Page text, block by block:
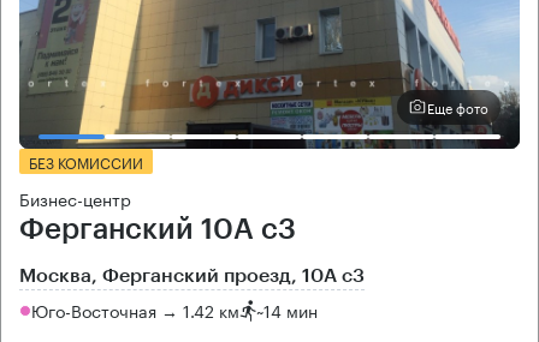
Еще фото
БЕЗ КОМИССИИ
Бизнес-центр
Ферганский 10А с3
Москва, Ферганский проезд, 10А с3
Юго-Восточная → 1.42 км ~14 мин